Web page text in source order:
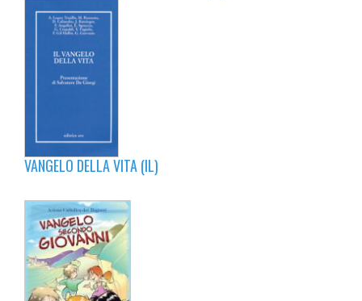
VANGELO DELLA VITA (IL)